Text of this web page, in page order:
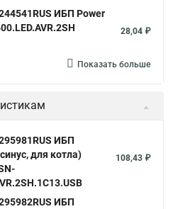
ИБП Power
28,04 ₽
Показать больше
ИБП
для котла)
108,43 ₽
ИБП